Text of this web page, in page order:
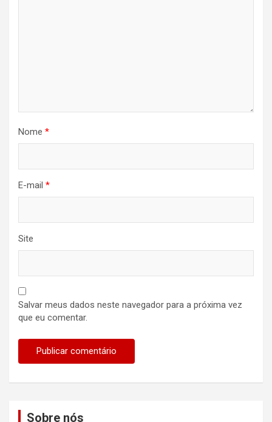
Nome *
E-mail *
Site
Salvar meus dados neste navegador para a próxima vez
que eu comentar.
Sobre nós